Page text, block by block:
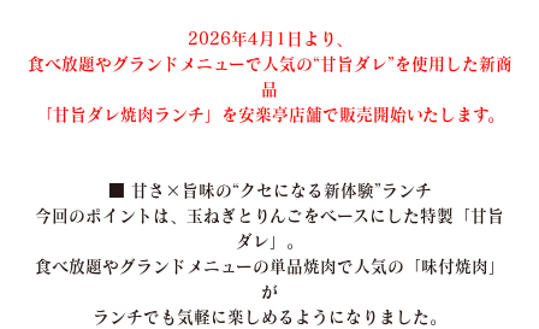
2026年4月1日より、
食べ放題やグランドメニューで人気の“甘旨ダレ”を使用した新商
品
「甘旨ダレ焼肉ランチ」を安楽亭店舗で販売開始いたします。
■ 甘さ×旨味の“クセになる新体験”ランチ
今回のポイントは、玉ねぎとりんごをベースにした特製「甘旨
ダレ」。
食べ放題やグランドメニューの単品焼肉で人気の「味付焼肉」
が
ランチでも気軽に楽しめるようになりました。